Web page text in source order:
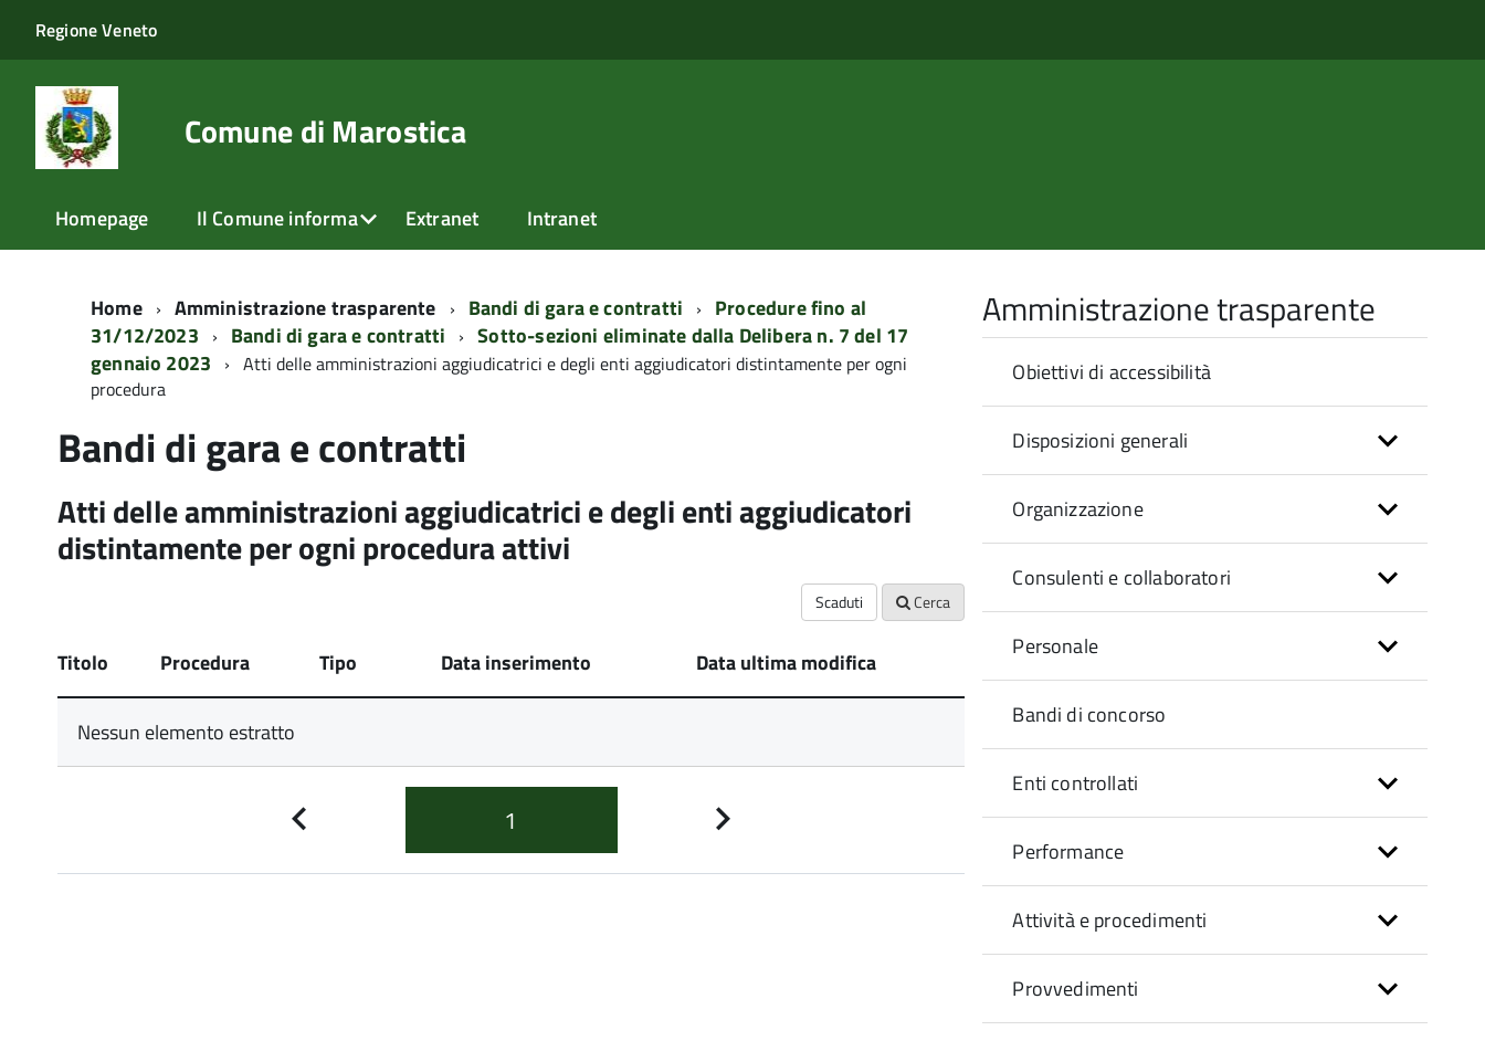
Regione Veneto
Comune di Marostica
Homepage Il Comune informa Extranet Intranet
Home Amministrazione trasparente Bandi di gara e contratti
Procedure fino al
31/12/2023
Bandi di gara e contratti
Sotto-sezioni eliminate dalla Delibera n. 7 del 17
gennaio 2023
Atti delle amministrazioni aggiudicatrici e degli enti aggiudicatori distintamente per ogni
procedura
Bandi di gara e contratti
Atti delle amministrazioni aggiudicatrici e degli enti aggiudicatori
distintamente per ogni procedura attivi
Scaduti Cerca
Titolo Procedura Tipo Data inserimento Data ultima modifica
Nessun elemento estratto
1
Amministrazione trasparente
Obiettivi di accessibilità
Disposizioni generali
Organizzazione
Consulenti e collaboratori
Personale
Bandi di concorso
Enti controllati
Performance
Attività e procedimenti
Provvedimenti